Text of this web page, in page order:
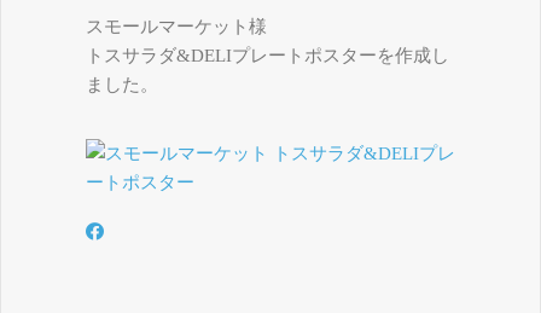
スモールマーケット様
トスサラダ&DELIプレートポスターを作成し
ました。